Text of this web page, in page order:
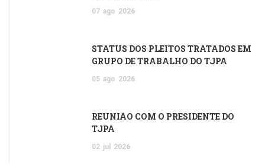
07 ago 2026
STATUS DOS PLEITOS TRATADOS EM
GRUPO DE TRABALHO DO TJPA
05 ago 2026
REUNIÃO COM O PRESIDENTE DO
TJPA
02 jul 2026